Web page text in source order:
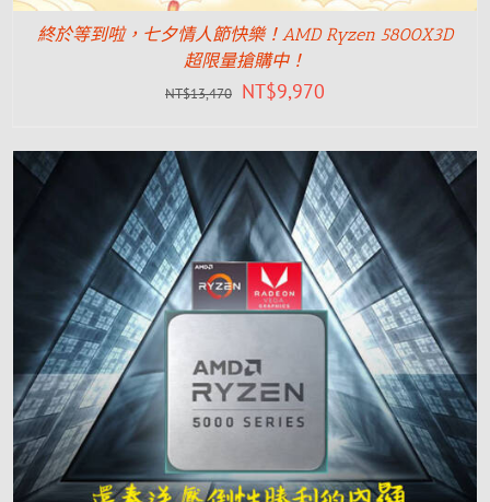
終於等到啦，七夕情人節快樂！AMD Ryzen 5800X3D
超限量搶購中！
NT$13,470 NT$9,970